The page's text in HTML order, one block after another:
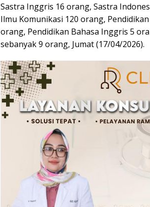
Sastra Inggris 16 orang, Sastra
Ilmu Komunikasi 120 orang,
orang, Pendidikan Bahasa Inggris 5
sebanyak 9 orang, Jumat (17/04/2026).